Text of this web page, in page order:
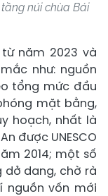
núi chùa Bái
năm 2023 và
như: nguồn
tổng mức đầu
mặt bằng,
hoạch, nhất là
được UNESCO
2014; một số
dang, chờ rà
nguồn vốn mới